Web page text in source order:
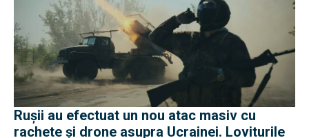
Rușii au efectuat un nou atac masiv cu
rachete și drone asupra Ucrainei. Loviturile